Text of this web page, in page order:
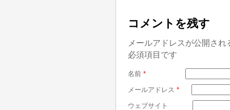
コメントを残す
メールアドレスが公開さ
必須項目です
名前 *
メールアドレス *
ウェブサイト